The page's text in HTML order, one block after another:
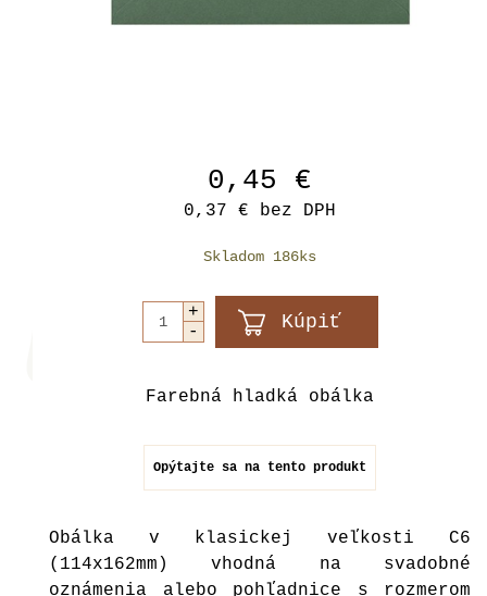
0,45 €
0,37 € bez DPH
Skladom 186ks
Farebná hladká obálka
Opýtajte sa na tento produkt
Obálka v klasickej veľkosti C6
(114x162mm) vhodná na svadobné
oznámenia alebo pohľadnice s rozmerom